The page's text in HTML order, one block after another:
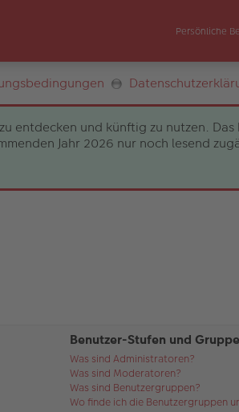
Persönliche
entdecken und künftig zu nutzen.
Jahr 2026 nur noch lesend
Benutzer-Stufen und
Was sind Administratoren?
Was sind Moderatoren?
Was sind Benutzergruppen?
Wo finde ich die Benutzergruppen